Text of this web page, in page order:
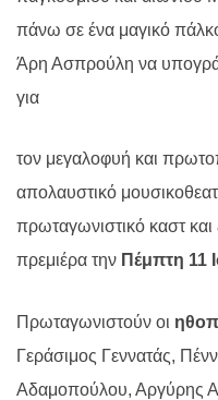
πάνω σε ένα μαγικό
Άρη Ασπρούλη να
για
τον μεγαλοφυή και
απολαυστικό
πρωταγωνιστικό καστ
πρεμιέρα την Πέμπτη 11
Πρωταγωνιστούν οι
Γεράσιμος Γεννατάς,
Αδαμοπούλου, Αργύρης